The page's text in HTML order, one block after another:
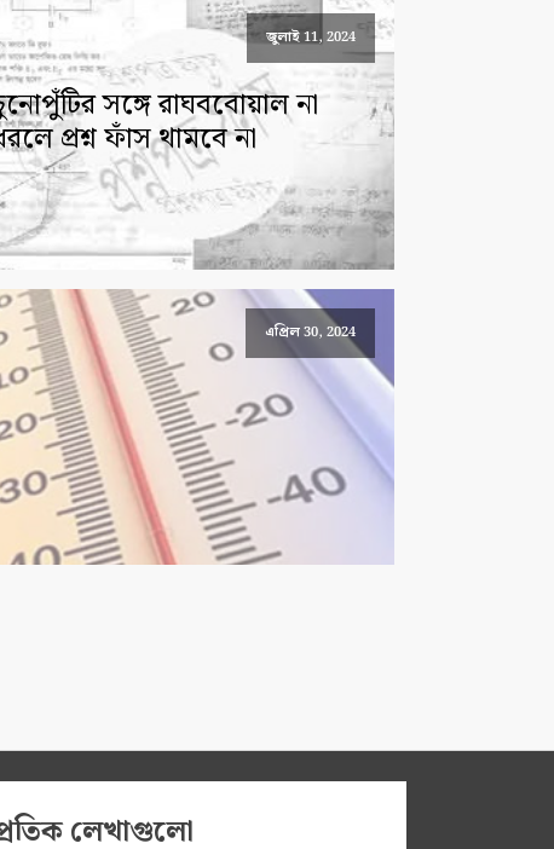
জুলাই 11, 2024
সঙ্গে রাঘববোয়াল না
প্রশ্ন ফাঁস থামবে না
এপ্রিল 30, 2024
লেখাগুলো